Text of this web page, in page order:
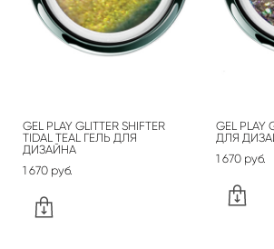
GEL PLAY GLITTER SHIFTER
TIDAL TEAL ГЕЛЬ ДЛЯ
ДИЗАЙНА
1 670 pуб.
GEL PLAY
ДЛЯ
1 670 pуб.